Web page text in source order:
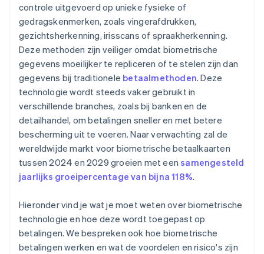
controle uitgevoerd op unieke fysieke of
gedragskenmerken, zoals vingerafdrukken,
gezichtsherkenning, irisscans of spraakherkenning.
Deze methoden zijn veiliger omdat biometrische
gegevens moeilijker te repliceren of te stelen zijn dan
gegevens bij traditionele betaalmethoden. Deze
technologie wordt steeds vaker gebruikt in
verschillende branches, zoals bij banken en de
detailhandel, om betalingen sneller en met betere
bescherming uit te voeren. Naar verwachting zal de
wereldwijde markt voor biometrische betaalkaarten
tussen 2024 en 2029 groeien met eensamengesteld
jaarlijks groeipercentage van bijna 118%.
Hieronder vind je wat je moet weten over biometrische
technologie en hoe deze wordt toegepast op
betalingen. We bespreken ook hoe biometrische
betalingen werken en wat de voordelen en risico's zijn